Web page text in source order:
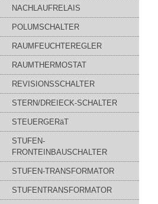
NACHLAUFRELAIS
POLUMSCHALTER
RAUMFEUCHTEREGLER
RAUMTHERMOSTAT
REVISIONSSCHALTER
STERN/DREIECK-SCHALTER
STEUERGERäT
STUFEN-
FRONTEINBAUSCHALTER
STUFEN-TRANSFORMATOR
STUFENTRANSFORMATOR